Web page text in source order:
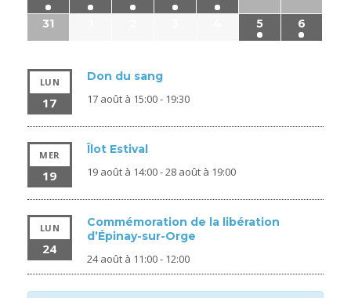
31
5 6
LUN
17
Don du sang
17 août à 15:00- 19:30
MER
19
Îlot Estival
19 août à 14:00-28 août à 19:00
LUN
24
Commémoration de la libération
d’Épinay-sur-Orge
24 août à 11:00- 12:00